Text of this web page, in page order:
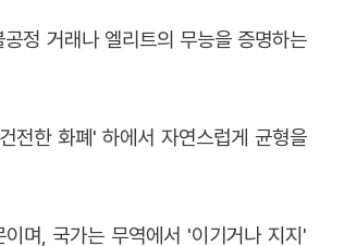
정 거래나 엘리트의 무능을 증명하는
전한 화폐' 하에서 자연스럽게 균형을
며, 국가는 무역에서 '이기거나 지지'